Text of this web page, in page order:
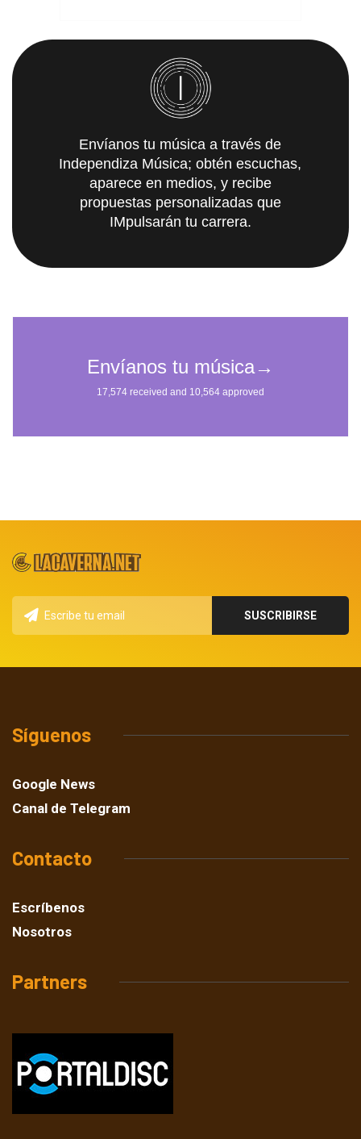
Envíanos tu música a través de
Independiza Música; obtén escuchas,
aparece en medios, y recibe
propuestas personalizadas que
IMpulsarán tu carrera.
Síguenos
Google News
Canal de Telegram
Contacto
Escríbenos
Nosotros
Partners